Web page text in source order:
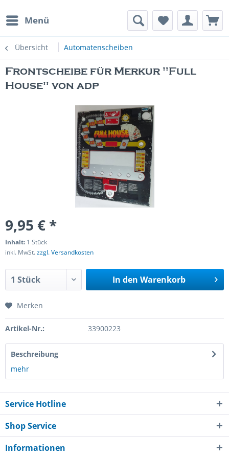
Menü
Übersicht Automatenscheiben
Spielautomaten
Frontscheibe für Merkur "Full
House" von adp
9,95 € *
Inhalt: 1 Stück
inkl. MwSt.zzgl. Versandkosten
In den Warenkorb
Merken
Artikel-Nr.: 33900223
Beschreibung
mehr
Service Hotline
Shop Service
Informationen